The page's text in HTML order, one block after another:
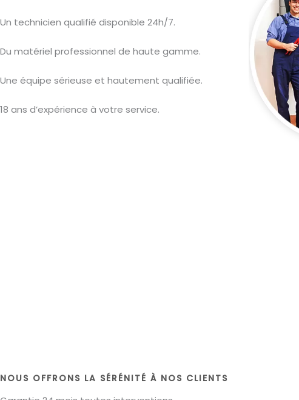
Un technicien qualifié disponible 24h/7.
Du matériel professionnel de haute gamme.
Une équipe sérieuse et hautement qualifiée.
18 ans d’expérience à votre service.
NOUS OFFRONS LA SÉRÉNITÉ À NOS CLIENTS